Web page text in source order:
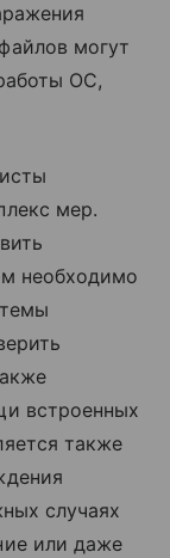
могут
ОС,
мер.
необходимо
встроенных
также
случаях
или даже